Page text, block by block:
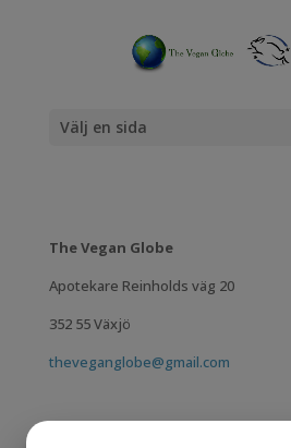
Välj en sida
The Vegan Globe
Apotekare Reinholds väg 20
352 55 Växjö
theveganglobe@gmail.com